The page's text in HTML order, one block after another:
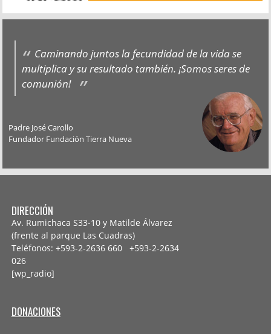
Caminando juntos la fecundidad de la vida se
multiplica y su resultado también. ¡Somos seres de
comunión!
Padre José Carollo
Fundador Fundación Tierra Nueva
DIRECCIÓN
Av. Rumichaca S33-10 y Matilde Álvarez
(frente al parque Las Cuadras)
Teléfonos: +593-2-2636 660 +593-2-2634
026
[wp_radio]
DONACIONES